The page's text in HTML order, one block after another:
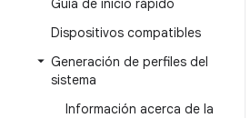
Guía de inicio rápido
Dispositivos compatibles
Generación de perfiles del
sistema
Información acerca de la